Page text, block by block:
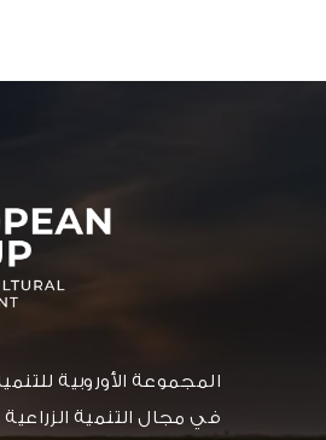
المجموعة الأوروبية
في مجال التنمية الزراعية